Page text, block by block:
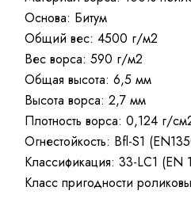
Основа: Битум
Общий вес: 4500 г/м2
Вес ворса: 590 г/м2
Общая высота: 6,5 мм
Высота ворса: 2,7 мм
Плотность ворса: 0,124 г/
Огнестойкость: Bfl-S1
Классификация: 33-LC1 (EN
Класс пригодности